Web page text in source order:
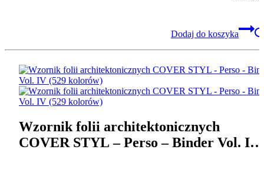
Dodaj do koszyka
Wzornik folii architektonicznych
COVER STYL – Perso – Binder Vol. IV